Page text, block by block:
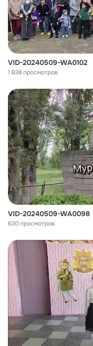
VID-20240509-WA0102
1 838 просмотров
VID-20240509-WA0098
630 просмотров